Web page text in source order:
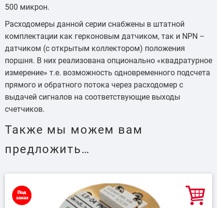
500 микрон.
Расходомеры данной серии снабжены в штатной
комплектации как герконовым датчиком, так и NPN –
датчиком (с открытым коллектором) положения
поршня. В них реализована опционально «квадратурное
измерение» т.е. возможность одновременного подсчета
прямого и обратного потока через расходомер с
выдачей сигналов на соответствующие выходы
счетчиков.
Также мы можем вам
предложить…